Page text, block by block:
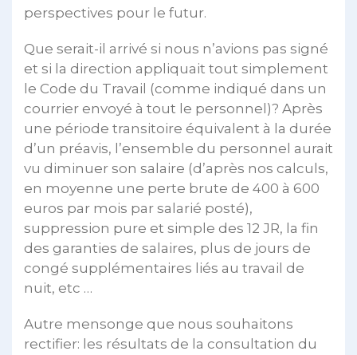
perspectives pour le futur.
Que serait-il arrivé si nous n’avions pas signé
et si la direction appliquait tout simplement
le Code du Travail (comme indiqué dans un
courrier envoyé à tout le personnel)? Après
une période transitoire équivalent à la durée
d’un préavis, l’ensemble du personnel aurait
vu diminuer son salaire (d’après nos calculs,
en moyenne une perte brute de 400 à 600
euros par mois par salarié posté),
suppression pure et simple des 12 JR, la fin
des garanties de salaires, plus de jours de
congé supplémentaires liés au travail de
nuit, etc …
Autre mensonge que nous souhaitons
rectifier: les résultats de la consultation du